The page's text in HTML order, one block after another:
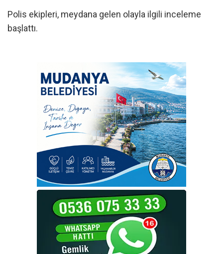
Polis ekipleri, meydana gelen olayla ilgili inceleme
başlattı.